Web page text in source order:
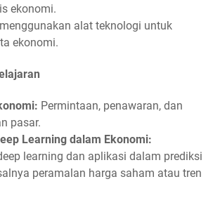
ekonomi.
alat teknologi untuk
ekonomi.
Permintaan, penawaran, dan
pasar.
Learning dalam Ekonomi:
learning dan aplikasi dalam prediksi
peramalan harga saham atau tren